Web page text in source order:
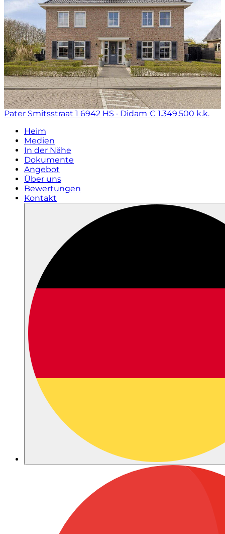
Pater Smitsstraat 1 6942 HS · Didam € 1.349.500 k.k.
Heim
Medien
In der Nähe
Dokumente
Angebot
Über uns
Bewertungen
Kontakt